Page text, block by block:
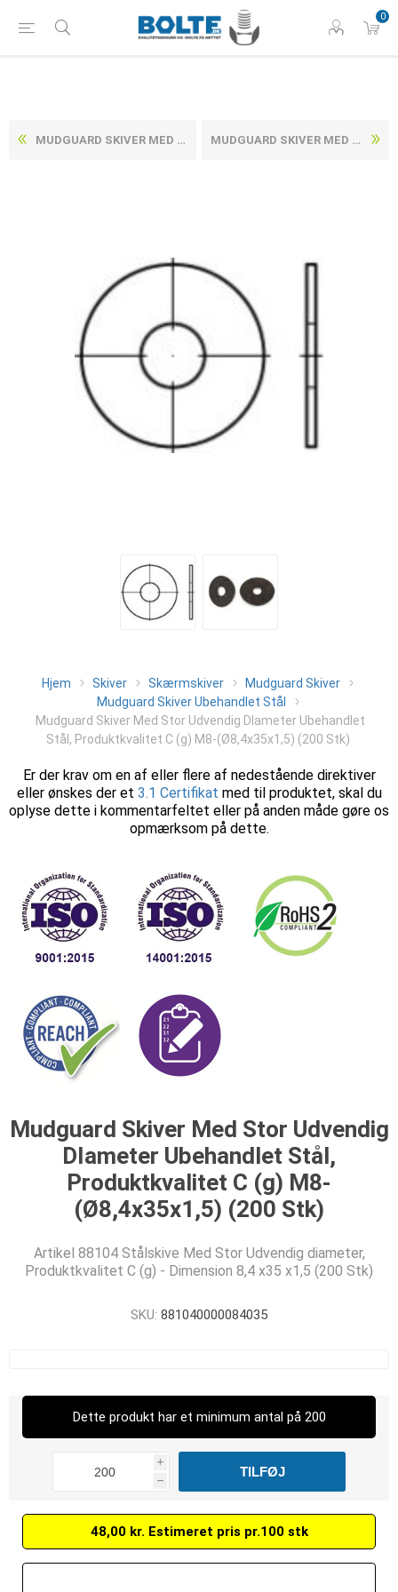
0
MUDGUARD SKIVER MED STOR UDVENDIG DIAMETER UBEHANDLET STÅL, PRODUKTKVALITET C (G) M8-(Ø8,4X30X1,5) (200 STK) MUDGUARD SKIVER MED STOR UDVENDIG DIAMETER UBEHANDLET STÅL, PRODUKTKVALITET C (G) M10-(Ø10,5X30X1,5) (200 STK)
Hjem Skiver Skærmskiver
Mudguard Skiver
Mudguard Skiver Ubehandlet Stål
Mudguard Skiver Med Stor Udvendig DIameter Ubehandlet
Stål, Produktkvalitet C (g) M8-(Ø8,4x35x1,5) (200 Stk)
Er der krav om en af eller flere af nedestående direktiver
eller ønskes der et 3.1 Certifikat med til produktet, skal du
oplyse dette i kommentarfeltet eller på anden måde gøre os
opmærksom på dette.
Mudguard Skiver Med Stor Udvendig
DIameter Ubehandlet Stål,
Produktkvalitet C (g) M8-
(Ø8,4x35x1,5) (200 Stk)
Artikel 88104 Stålskive Med Stor Udvendig diameter,
Produktkvalitet C (g) - Dimension 8,4 x35 x1,5 (200 Stk)
SKU: 881040000084035
Dette produkt har et minimum antal på 200
i
h
48,00 kr. Estimeret pris pr.100 stk